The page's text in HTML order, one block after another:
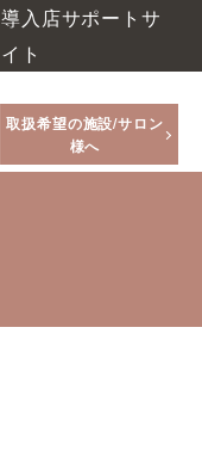
導入店サポートサ
イト
取扱希望の施設/サロン
様へ